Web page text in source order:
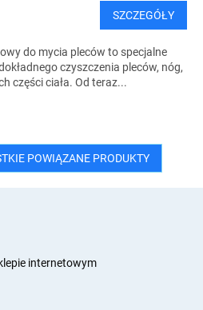
SZCZEGÓŁY
do mycia pleców to specjalne
czyszczenia pleców, nóg,
części ciała. Od teraz...
POWIĄZANE PRODUKTY
internetowym